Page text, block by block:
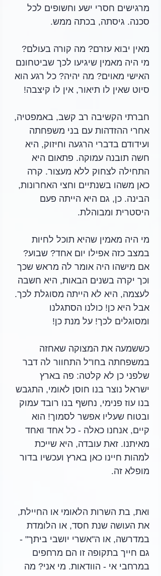
מרגישים חסרי ישע וחשופים לכל
סכנה. גיסתה, בכתה ממש.
מאין יבוא עזרם? מה קורה בעולם?
מי היה מאמין שיגיעו לכך שביטחונם
האישי מאוים? מה יהיה? כל רגע הוא
סיוט שאין לו תיאור, אין לו קיצבה!
חברתי הקשיבה רב קשב, באמפטיה,
אחרי ההזדהות עם בני משפחתה
ועידודם בדברי הרגעה וחיזוק, היא
חשה תובנה עמוקה. פתאום היא
התחילה לצחוק ללא מעצור. קרה
כאן משהו בשנתיים וחצי האחרונות,
הבינה. כן, גם היא הייתה פעם
היסטרית ומבוהלת.
מי היה מאמין שהיא תוכל לחיות
במצב כזה אפילו יום אחד? שבוע?
אם מישהו היה אומר לה מראש שכך
וכך יקרה בשנים הבאות, היא חשבה
לעצמה, היא לא הייתה מסוגלת לכך.
אבל היא כן! כולנו הסתגלנו
ומסוגלים לכך! על מנת כן!
כששמעה את המצוקה שאחזה
במשפחתה בחו"ל התחוור לה דבר
שלפני כן לא קלטה: פה בארץ
ישראל נוצר בנו חוסן לאומי, התגבש
בנו עוז פנימי, נחשף בנו רובד עמוק
ובטוח שעליו אפשר לסמוך! הוא
קיים, אנחנו כאלה - כל אחד ואחד
מאיתנו. זאת עובדה, היא שייכת
למהות חיינו כאן בארץ ועכשיו בדור
מופלא זה.
ואת, בת השרות הלאומי או החיילת,
את העושה שנת חסד, או הלומדת
במדרשה, או ה"אשרי יושבי ביתך" -
גם חייך בתקופה זו הם מרחפים
במרחבי אי - הוודאות. מי אני? מה